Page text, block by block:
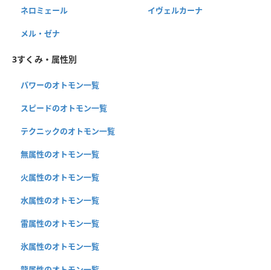
ネロミェール イヴェルカーナ
メル・ゼナ
3すくみ・属性別
パワーのオトモン一覧
スピードのオトモン一覧
テクニックのオトモン一覧
無属性のオトモン一覧
火属性のオトモン一覧
水属性のオトモン一覧
雷属性のオトモン一覧
氷属性のオトモン一覧